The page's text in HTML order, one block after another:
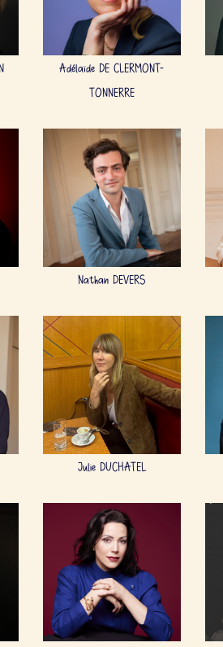
Adélaïde DE CLERMONT-
TONNERRE
Nathan DEVERS
Julie DUCHATEL